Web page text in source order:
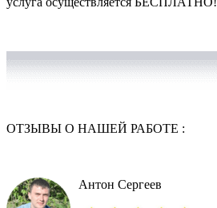
ОТЗЫВЫ О НАШЕЙ РАБОТЕ :
Антон Сергеев